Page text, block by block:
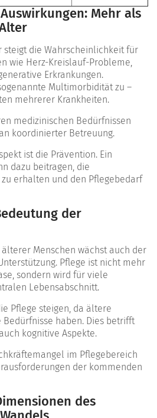
Mehr als
steigt die Wahrscheinlichkeit für
wie Herz-Kreislauf-Probleme,
Erkrankungen.
Multimorbidität zu –
mehrerer Krankheiten.
medizinischen Bedürfnissen
koordinierter Betreuung.
ist die Prävention. Ein
dazu beitragen, die
erhalten und den Pflegebedarf
der
Menschen wächst auch der
Pflege ist nicht mehr
sondern wird für viele
Lebensabschnitt.
Pflege steigen, da ältere
haben. Dies betrifft
kognitive Aspekte.
im Pflegebereich
der kommenden
des